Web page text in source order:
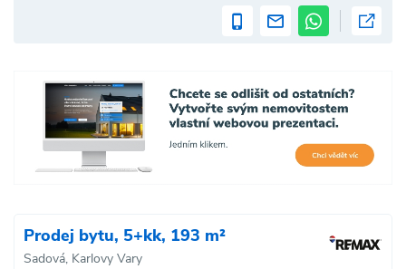
Prodej bytu, 5+kk, 193 m²
Sadová, Karlovy Vary